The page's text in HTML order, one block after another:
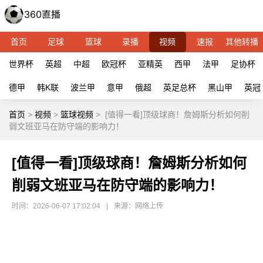
首页 足球 篮球 录播 视频 速报 其他转播
世界杯 英超 中超 欧冠杯 亚精英 西甲 法甲 足协杯
德甲 韩K联 波兰甲 意甲 俄超 英足总杯 黑山甲 英冠
首页 > 视频 > 篮球视频 > [值得一看]顶级球商！詹姆斯分析如何削
弱文班亚马在防守端的影响力！
[值得一看]顶级球商！詹姆斯分析如何
削弱文班亚马在防守端的影响力！
时间：2026-06-07 17:02:04 来源：网络上传